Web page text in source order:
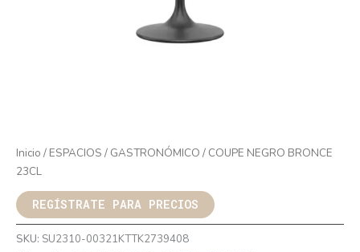
Inicio / ESPACIOS / GASTRONÓMICO / COUPE NEGRO BRONCE
23CL
REGÍSTRATE PARA PRECIOS
SKU: SU2310-00321KTTK2739408